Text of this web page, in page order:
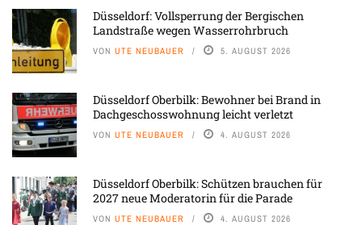
Düsseldorf: Vollsperrung der Bergischen
Landstraße wegen Wasserrohrbruch
VON UTE NEUBAUER 5. AUGUST 2026
Düsseldorf Oberbilk: Bewohner bei Brand in
Dachgeschosswohnung leicht verletzt
VON UTE NEUBAUER 4. AUGUST 2026
Düsseldorf Oberbilk: Schützen brauchen für
2027 neue Moderatorin für die Parade
VON UTE NEUBAUER 4. AUGUST 2026